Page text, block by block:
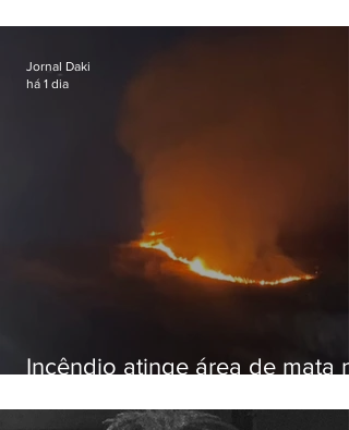
embaixadora
Incêndio atinge área de mata
Iguaçu
Jornal Daki
há 1 dia